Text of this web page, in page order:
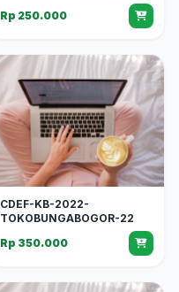
Rp 250.000
CDEF-KB-2022-
TOKOBUNGABOGOR-22
Rp 350.000